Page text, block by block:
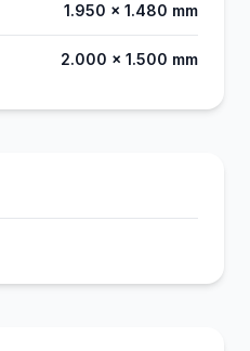
1.950 x 1.480 mm
2.000 x 1.500 mm